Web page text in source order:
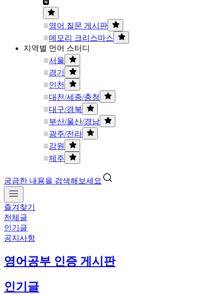
영어 질문 게시판
메모리 크리스마스
지역별 언어 스터디
서울
경기
인천
대전/세종/충청
대구/경북
부산/울산/경남
광주/전라
강원
제주
궁금한 내용을 검색해보세요
즐겨찾기
전체글
인기글
공지사항
영어공부 인증 게시판
인기글